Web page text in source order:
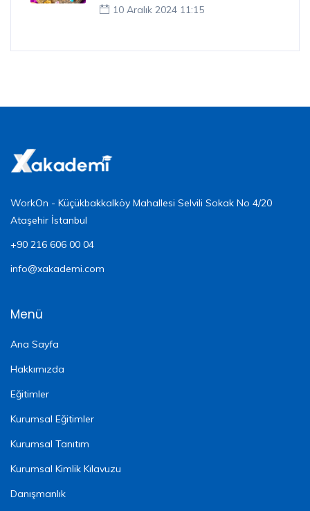
10 Aralık 2024 11:15
WorkOn - Küçükbakkalköy Mahallesi Selvili Sokak No 4/20
Ataşehir İstanbul
+90 216 606 00 04
info@xakademi.com
Menü
Ana Sayfa
Hakkımızda
Eğitimler
Kurumsal Eğitimler
Kurumsal Tanıtım
Kurumsal Kimlik Kılavuzu
Danışmanlık